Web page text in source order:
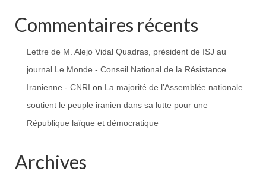
Commentaires récents
Lettre de M. Alejo Vidal Quadras, président de ISJ au
journal Le Monde - Conseil National de la Résistance
Iranienne - CNRI on La majorité de l’Assemblée nationale
soutient le peuple iranien dans sa lutte pour une
République laïque et démocratique
Archives